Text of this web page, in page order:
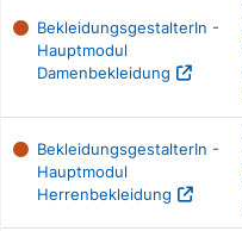
BekleidungsgestalterIn -
Hauptmodul
Damenbekleidung
BekleidungsgestalterIn -
Hauptmodul
Herrenbekleidung